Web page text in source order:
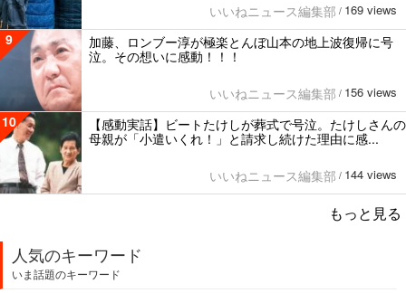
いいねニュース編集部 / 169 views
9
加藤、ロンブー淳が極楽とんぼ山本の地上波復帰に号
泣。その想いに感動！！！
いいねニュース編集部 / 156 views
10
【感動実話】ビートたけしが葬式で号泣。たけしさんの
母親が「小遣いくれ！」と請求し続けた理由に感...
いいねニュース編集部 / 144 views
もっと見る
人気のキーワード
いま話題のキーワード